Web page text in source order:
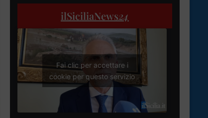
ilSiciliaNews24
Fai clic per accettare i
cookie per questo servizio